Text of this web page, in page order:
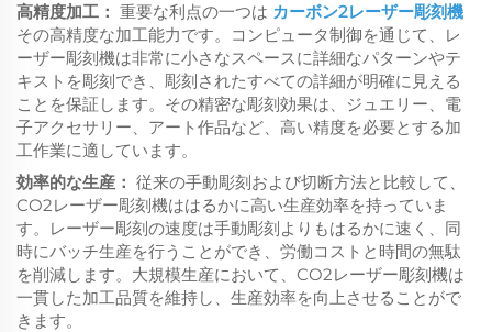
高精度加工： 重要な利点の一つは カーボン2レーザー彫刻機
その高精度な加工能力です。コンピュータ制御を通じて、レ
ーザー彫刻機は非常に小さなスペースに詳細なパターンやテ
キストを彫刻でき、彫刻されたすべての詳細が明確に見える
ことを保証します。その精密な彫刻効果は、ジュエリー、電
子アクセサリー、アート作品など、高い精度を必要とする加
工作業に適しています。
効率的な生産： 従来の手動彫刻および切断方法と比較して、
CO2レーザー彫刻機ははるかに高い生産効率を持っていま
す。レーザー彫刻の速度は手動彫刻よりもはるかに速く、同
時にバッチ生産を行うことができ、労働コストと時間の無駄
を削減します。大規模生産において、CO2レーザー彫刻機は
一貫した加工品質を維持し、生産効率を向上させることがで
きます。